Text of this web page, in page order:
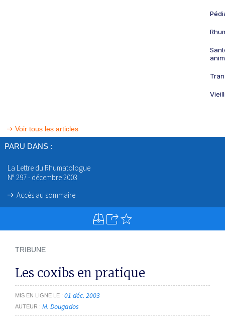
Voir tous les articles
PARU DANS :
La Lettre du Rhumatologue
N° 297 - décembre 2003
Accès au sommaire
TRIBUNE
Les coxibs en pratique
MIS EN LIGNE LE 01 déc. 2003
AUTEUR M. Dougados